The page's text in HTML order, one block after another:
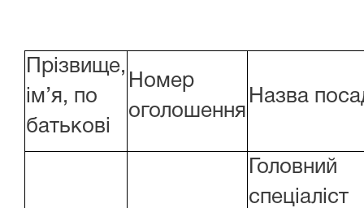
Прізвище,
ім’я, по
батькові
Номер
оголошення
Назва
Головний
спеціаліст